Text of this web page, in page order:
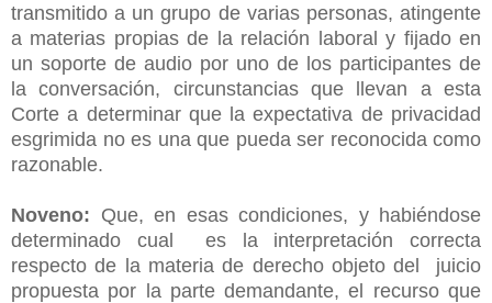
transmitido a un grupo de varias personas, atingente
a materias propias de la relación laboral y fijado en
un soporte de audio por uno de los participantes de
la conversación, circunstancias que llevan a esta
Corte a determinar que la expectativa de privacidad
esgrimida no es una que pueda ser reconocida como
razonable.
Noveno: Que, en esas condiciones, y habiéndose
determinado cual es la interpretación correcta
respecto de la materia de derecho objeto del juicio
propuesta por la parte demandante, el recurso que